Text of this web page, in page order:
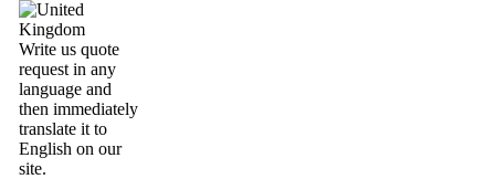
Write us quote
request in any
language and
then immediately
translate it to
English on our
site.